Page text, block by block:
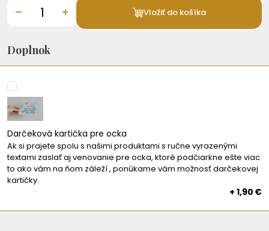
– + Vložiť do košíka
Doplnok
Darčeková kartička pre ocka
Ak si prajete spolu s našimi produktami s ručne vyrazenými
textami zaslať aj venovanie pre ocka, ktoré podčiarkne ešte viac
to ako vám na ňom záleží , ponúkame vám možnosť darčekovej
kartičky.
+ 1,90 €